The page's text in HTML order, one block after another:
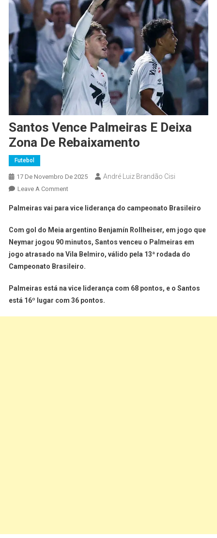
Santos Vence Palmeiras E Deixa
Zona De Rebaixamento
Futebol
17 De Novembro De 2025 André Luiz Brandão Cisi
Leave A Comment
Palmeiras vai para vice liderança do campeonato Brasileiro
Com gol do Meia argentino Benjamín Rollheiser, em jogo que
Neymar jogou 90 minutos, Santos venceu o Palmeiras em
jogo atrasado na Vila Belmiro, válido pela 13ª rodada do
Campeonato Brasileiro.
Palmeiras está na vice liderança com 68 pontos, e o Santos
está 16º lugar com 36 pontos.